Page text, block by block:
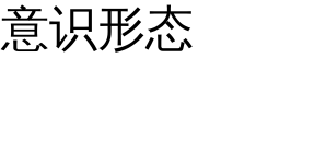
意识形态